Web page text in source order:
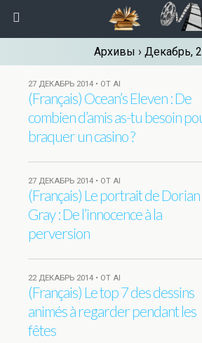
Архивы › Декабрь,
27 ДЕКАБРЬ 2014 • ОТ AI
(Français) Ocean’s Eleven : De
combien d’amis as-tu besoin
braquer un casino ?
27 ДЕКАБРЬ 2014 • ОТ AI
(Français) Le portrait de Dorian
Gray : De l’innocence à la
perversion
22 ДЕКАБРЬ 2014 • ОТ AI
(Français) Le top 7 des dessins
animés à regarder pendant les
fêtes